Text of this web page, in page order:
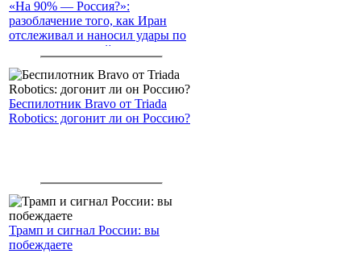
«На 90% — Россия?»:
разоблачение того, как Иран
отслеживал и наносил удары по
американским войскам
Беспилотник Bravo от Triada
Robotics: догонит ли он Россию?
Трамп и сигнал России: вы
побеждаете